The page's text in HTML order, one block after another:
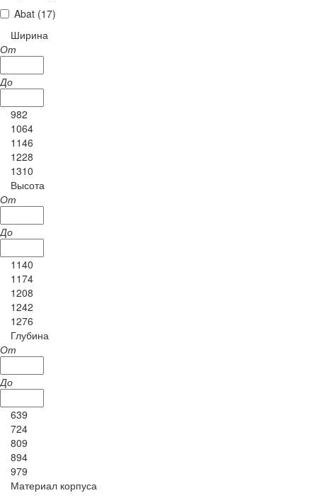
Abat (17)
Ширина
От
До
982
1064
1146
1228
1310
Высота
От
До
1140
1174
1208
1242
1276
Глубина
От
До
639
724
809
894
979
Материал корпуса